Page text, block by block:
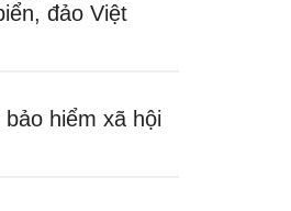
đảo Việt
hiểm xã hội